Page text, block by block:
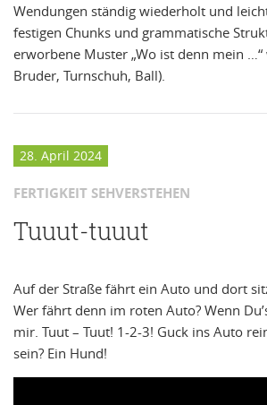
Wendungen ständig wiederholt und
festigen Chunks und grammatische
erworbene Muster „Wo ist denn mein
Bruder, Turnschuh, Ball).
28. April 2024
FERTIGKEIT SEHVERSTEHEN
Tuuut-tuuut
Auf der Straße fährt ein Auto und dort
Wer fährt denn im roten Auto? Wenn
mir. Tuut – Tuut! 1-2-3! Guck ins Auto
sein? Ein Hund!